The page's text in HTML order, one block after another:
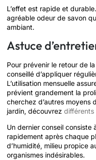
L’effet est rapide et
agréable odeur de savon
ambiant.
Astuce
Pour prévenir le retour de
conseillé d’appliquer
L’utilisation mensuelle
prévient grandement la
cherchez d’autres moyens
jardin, découvrez différents
Un dernier conseil consiste
rapidement après chaque
d’humidité, milieu propice
organismes indésirables.